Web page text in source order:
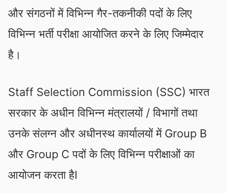
और संगठनों में विभिन्न गैर-तकनीकी पदों के लिए
विभिन्न भर्ती परीक्षा आयोजित करने के लिए जिम्मेदार
है।
Staff Selection Commission (SSC) भारत
सरकार के अधीन विभिन्न मंत्रालयों / विभागों तथा
उनके संलग्न और अधीनस्थ कार्यालयों में Group B
और Group C पदों के लिए विभिन्न परीक्षाओं का
आयोजन करता हैI